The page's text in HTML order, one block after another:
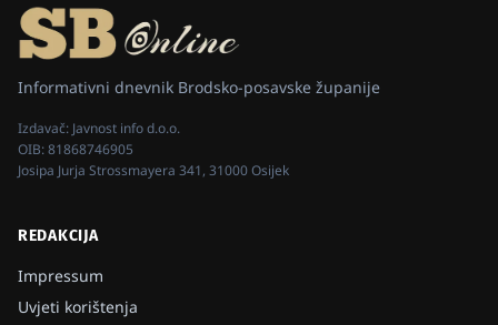
Informativni dnevnik Brodsko-posavske županije
Izdavač: Javnost info d.o.o.
OIB:81868746905
Josipa Jurja Strossmayera 341, 31000 Osijek
REDAKCIJA
Impressum
Uvjeti korištenja